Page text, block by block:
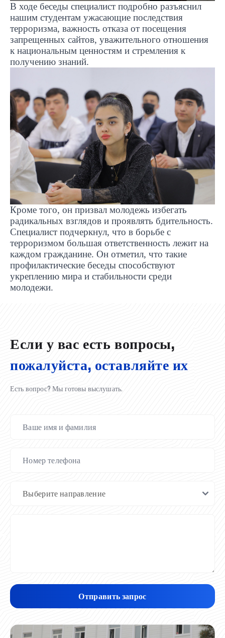
В ходе беседы специалист подробно разъяснил
нашим студентам ужасающие последствия
терроризма, важность отказа от посещения
запрещенных сайтов, уважительного отношения
к национальным ценностям и стремления к
получению знаний.
Кроме того, он призвал молодежь избегать
радикальных взглядов и проявлять бдительность.
Специалист подчеркнул, что в борьбе с
терроризмом большая ответственность лежит на
каждом гражданине. Он отметил, что такие
профилактические беседы способствуют
укреплению мира и стабильности среди
молодежи.
UBS professori "Yangi O‘zbekiston yosh olimlari"
qatoridan joy oldi!
Вышел новый номер нашей любимой газеты «UBS
Xabarnomasi»!
Анализ деятельности UBS и планы на перспективу
Преподаватели UBS повысили квалификацию в
Кыргызстане
Вперёд к победе, Узбекистан!
НАЗНАЧЕНИЕ
UBS в средствах массовой информации
UBS и выпускники университета удостоены наград
хокимията области
Хотите вывести изучение языка на новый уровень?
Inson kapitaliga yo‘naltirilgan investitsiya — Yangi
O‘zbekiston taraqqiyotining eng muhim tayanchi
Если у вас есть вопросы,
пожалуйста, оставляйте их
Есть вопрос? Мы готовы выслушать.
Отправить запрос